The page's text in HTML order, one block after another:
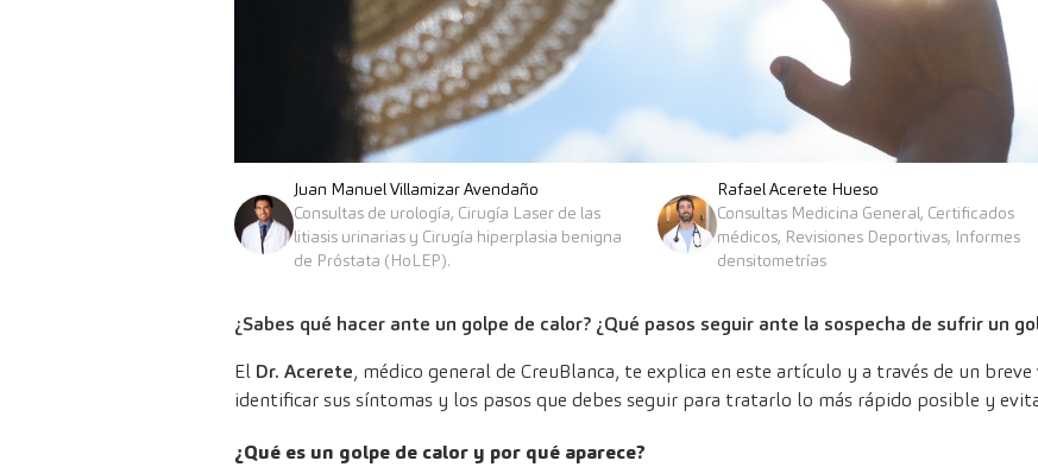
Juan Manuel Villamizar Avendaño
Consultas de urología, Cirugía Laser de las
litiasis urinarias y Cirugía hiperplasia benigna
de Próstata (HoLEP).
Rafael Acerete Hueso
Consultas Medicina General, Certificados
médicos, Revisiones Deportivas, Informes
densitometrías
¿Sabes qué hacer ante un golpe de calor? ¿Qué pasos seguir ante la sospecha de sufrir un
El Dr. Acerete, médico general de CreuBlanca, te explica en este artículo y a través de un breve
identificar sus síntomas y los pasos que debes seguir para tratarlo lo más rápido posible y
¿Qué es un golpe de calor y por qué aparece?